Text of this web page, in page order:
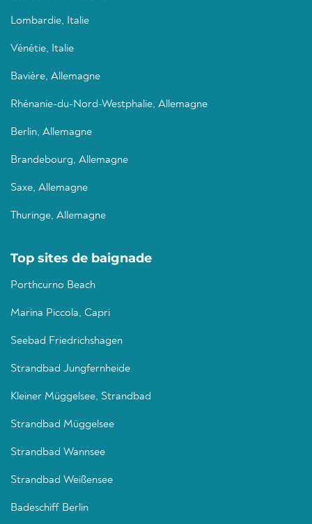
Lombardie, Italie
Vénétie, Italie
Bavière, Allemagne
Rhénanie-du-Nord-Westphalie, Allemagne
Berlin, Allemagne
Brandebourg, Allemagne
Saxe, Allemagne
Thuringe, Allemagne
Top sites de baignade
Porthcurno Beach
Marina Piccola, Capri
Seebad Friedrichshagen
Strandbad Jungfernheide
Kleiner Müggelsee, Strandbad
Strandbad Müggelsee
Strandbad Wannsee
Strandbad Weißensee
Badeschiff Berlin